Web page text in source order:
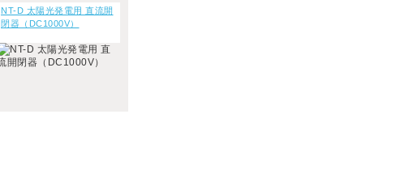
NT-D 太陽光発電用 直流開
閉器（DC1000V）